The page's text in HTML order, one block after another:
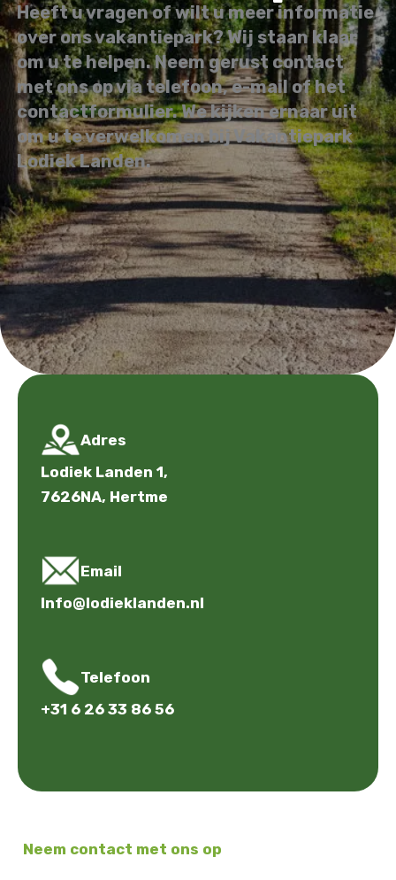
Heeft u vragen of wilt u meer informatie
over ons vakantiepark? Wij staan klaar
om u te helpen. Neem gerust contact
met ons op via telefoon, e-mail of het
contactformulier. We kijken ernaar uit
om u te verwelkomen bij Vakantiepark
Lodiek Landen.
Adres
Lodiek Landen 1,
7626NA, Hertme
Email
Info@lodieklanden.nl
Telefoon
+31 6 26 33 86 56
Neem contact met ons op